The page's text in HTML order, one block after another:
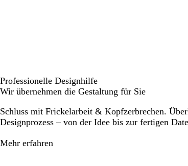
Professionelle Designhilfe
Wir übernehmen die Gestaltung für Sie
Schluss mit Frickelarbeit & Kopfzerbrechen.
Designprozess – von der Idee bis zur fertigen
Mehr erfahren